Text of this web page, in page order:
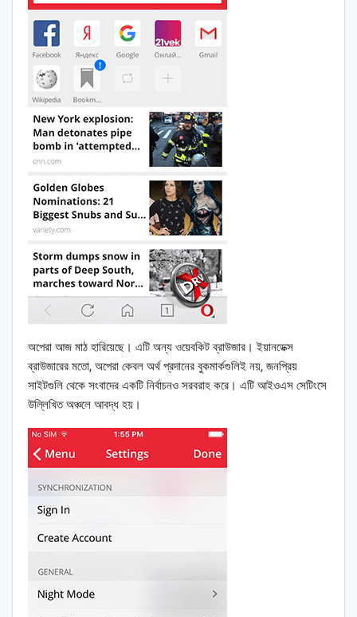
অপেরা আজ মাঠ হারিয়েছে। এটি অন্য ওয়েবকিট ব্রাউজার। ইয়ানডেক্স
ব্রাউজারের মতো, অপেরা কেবল অর্থ প্রদানের বুকমার্কগুলিই নয়, জনপ্রিয়
সাইটগুলি থেকে সংবাদের একটি নির্বাচনও সরবরাহ করে। এটি আইওএস সেটিংসে
উল্লিখিত অঞ্চলে আবদ্ধ হয়।